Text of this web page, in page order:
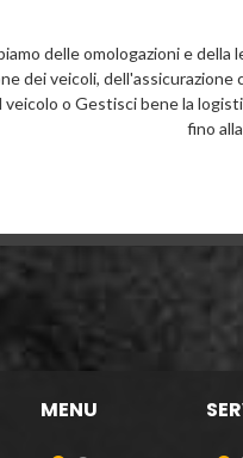
delle omologazioni e della
dei veicoli, dell'assicurazione
o Gestisci bene la
fino
MENU